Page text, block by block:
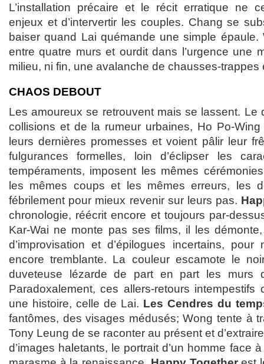
L’installation précaire et le récit erratique ne
enjeux et d’intervertir les couples. Chang se
baiser quand Lai quémande une simple
entre quatre murs et ourdit dans l’urgence une
milieu, ni fin, une avalanche de chausses-trappes
CHAOS DEBOUT
Les amoureux se retrouvent mais se lassent. Le
collisions et de la rumeur urbaines, Ho Po-
leurs dernières promesses et voient pâlir leur
fulgurances formelles, loin d’éclipser les
tempéraments, imposent les mêmes
les mêmes coups et les mêmes erreurs, les
fébrilement pour mieux revenir sur leurs pas.
chronologie, réécrit encore et toujours par-
Kar-Wai ne monte pas ses films, il les
d’improvisation et d’épilogues incertains,
encore tremblante. La couleur escamote le
duveteuse lézarde de part en part les murs
Paradoxalement, ces allers-retours intempestifs
une histoire, celle de Lai. Les Cendres du
fantômes, des visages médusés; Wong tente à
Tony Leung de se raconter au présent et
d’images haletants, le portrait d’un homme face